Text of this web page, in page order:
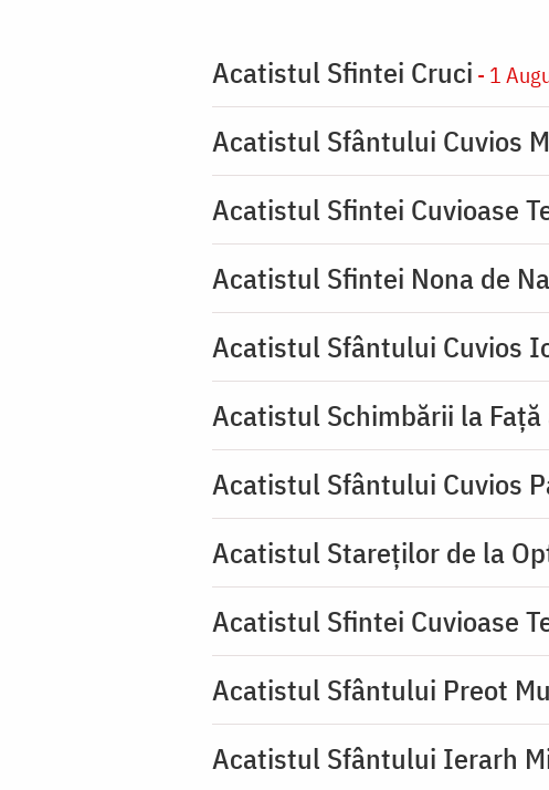
Acatistul Sfintei Cruci - 1
Acatistul Sfântului Cuvios
Acatistul Sfintei Cuvioase
Acatistul Sfintei Nona de
Acatistul Sfântului Cuvios
Acatistul Schimbării la
Acatistul Sfântului Cuvios
Acatistul Stareţilor de la
Acatistul Sfintei Cuvioase
Acatistul Sfântului Preot
Acatistul Sfântului Ierarh